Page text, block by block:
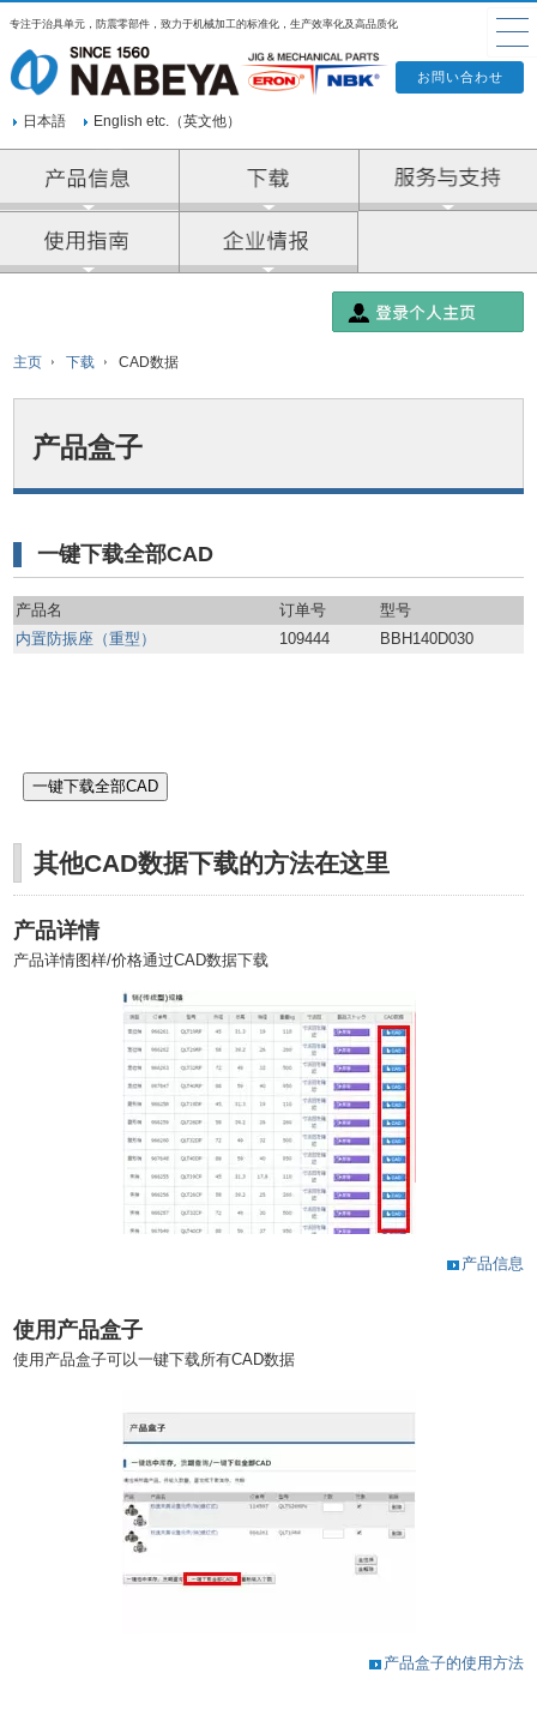
专注于治具单元，防震零部件，致力于机械加工的标准化，生产效率化及高品质化
日本語 English etc.（英文他）
主页 下载 CAD数据
产品盒子
一键下载全部CAD
产品名 订单号
型号
内置防振座（重型）
109444 BBH140D030
其他CAD数据下载的方法在这里
产品详情
产品详情图样/价格通过CAD数据下载
产品信息
使用产品盒子
使用产品盒子可以一键下载所有CAD数据
产品盒子的使用方法